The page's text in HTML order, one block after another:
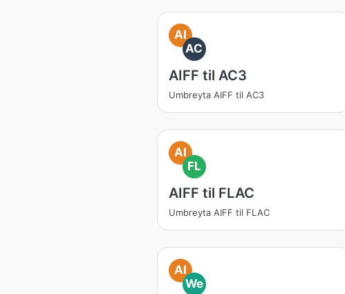
AI
AC
AIFF til AC3
Umbreyta AIFF til AC3
AI
FL
AIFF til FLAC
Umbreyta AIFF til FLAC
AI
We